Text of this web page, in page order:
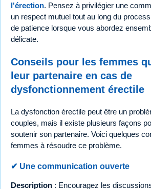
l'érection. Pensez à privilégier une
un respect mutuel tout au long du
de patience lorsque vous abordez
délicate.
Conseils pour les femmes
leur partenaire en cas de
dysfonctionnement érectile
La dysfonction érectile peut être un
couples, mais il existe plusieurs façons
soutenir son partenaire. Voici quelques
femmes à résoudre ce problème.
✔ Une communication ouverte
Description : Encouragez les